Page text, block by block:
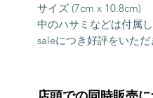
サイズ (7cm x 10.8cm)
中のハサミなどは付属
saleにつき好評をいた